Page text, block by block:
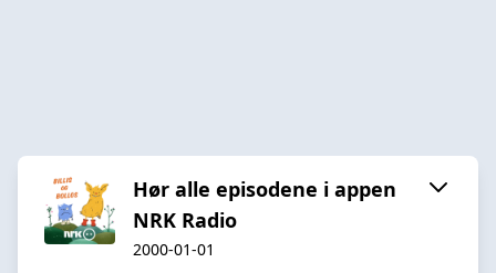
Hør alle episodene i appen
NRK Radio
2000-01-01